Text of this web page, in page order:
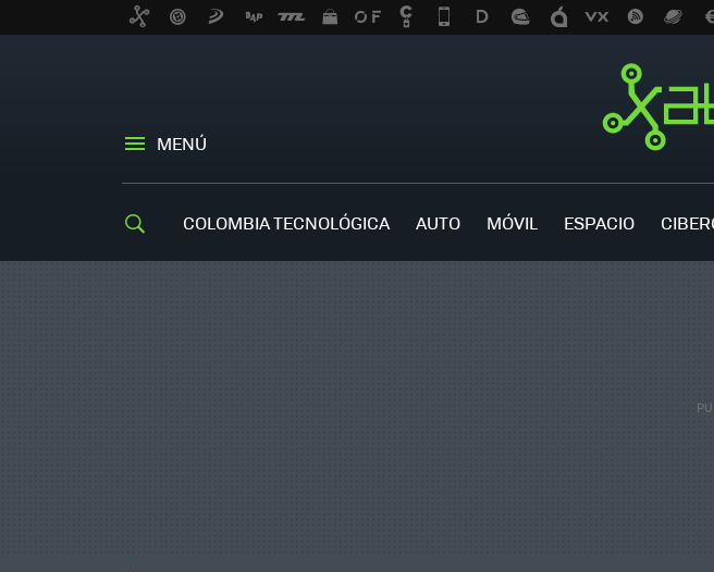
MENÚ
COLOMBIA TECNOLÓGICA AUTO MÓVIL ESPACIO